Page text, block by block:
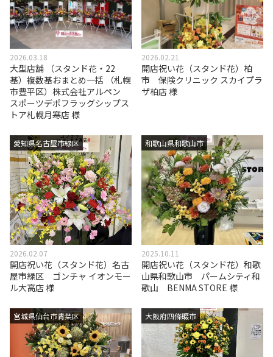
2026.03.18
大型店舗 （スタンド花・22
基）複数基おまとめ一括 （札幌
市豊平区）株式会社アルペン
スポーツデポフラッグシップス
トア札幌月寒店 様
2026.02.21
開店祝い花（スタンド花）柏
市 保険クリニック スカイプラ
ザ柏店 様
愛知県名古屋市緑区
2026.02.07
開店祝い花（スタンド花）名古
屋市緑区 ゴンチャ イオンモー
ル大高店 様
和歌山県和歌山市
2025.10.11
開店祝い花（スタンド花）和歌
山県和歌山市 パームシティ和
歌山 BENMA STORE 様
宮城県仙台市青葉区 大阪府四條畷市